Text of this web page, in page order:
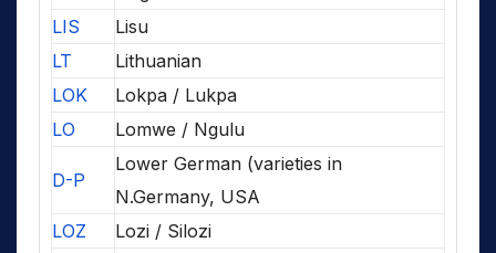
LIS
Lisu
LT
Lithuanian
LOK
Lokpa / Lukpa
LO
Lomwe / Ngulu
D-P
Lower German (varieties in
N.Germany, USA
LOZ
Lozi / Silozi